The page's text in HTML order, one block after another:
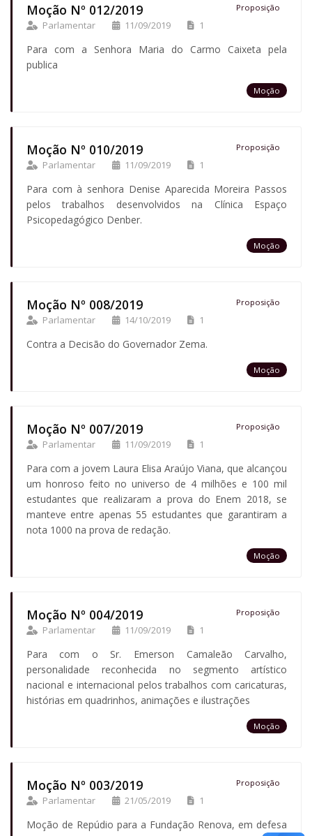
Moção Nº 012/2019 Proposição
Parlamentar 11/09/2019 1
Para com a Senhora Maria do Carmo Caixeta pela
publica
Moção
Moção Nº 010/2019 Proposição
Parlamentar 11/09/2019 1
Para com à senhora Denise Aparecida Moreira Passos
pelos trabalhos desenvolvidos na Clínica Espaço
Psicopedagógico Denber.
Moção
Moção Nº 008/2019 Proposição
Parlamentar 14/10/2019 1
Contra a Decisão do Governador Zema.
Moção
Moção Nº 007/2019 Proposição
Parlamentar 11/09/2019 1
Para com a jovem Laura Elisa Araújo Viana, que alcançou
um honroso feito no universo de 4 milhões e 100 mil
estudantes que realizaram a prova do Enem 2018, se
manteve entre apenas 55 estudantes que garantiram a
nota 1000 na prova de redação.
Moção
Moção Nº 004/2019 Proposição
Parlamentar 11/09/2019 1
Para com o Sr. Emerson Camaleão Carvalho,
personalidade reconhecida no segmento artístico
nacional e internacional pelos trabalhos com caricaturas,
histórias em quadrinhos, animações e ilustrações
Moção
Moção Nº 003/2019 Proposição
Parlamentar 21/05/2019 1
Moção de Repúdio para a Fundação Renova, em defesa